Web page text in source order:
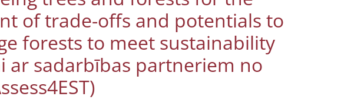
of trade-offs and potentials to
forests to meet sustainability
ar sadarbības partneriem no